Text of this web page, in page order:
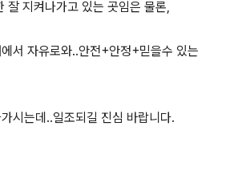
잘 지켜나가고 있는 곳임은 물론,
서 자유로와..안전+안정+믿을수 있는
시는데..일조되길 진심 바랍니다.